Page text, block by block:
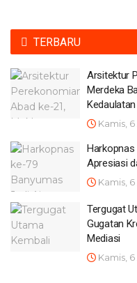
TERBARU
Arsitektur
Merdeka
Kamis,
Apresiasi
Kamis,
Tergugat
Gugatan
Mediasi
Kamis,